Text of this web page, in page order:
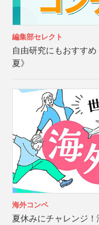
編集部セレクト
自由研究にもおすす
夏》
海外コンペ
夏休みにチャレンジ